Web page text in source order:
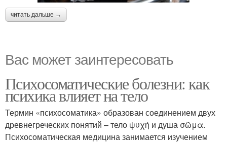
читать дальше →
Вас может заинтересовать
Психосоматические болезни: как
психика влияет на тело
Термин «психосоматика» образован соединением двух
древнегреческих понятий – тело ψυχή и душа σῶμα.
Психосоматическая медицина занимается изучением